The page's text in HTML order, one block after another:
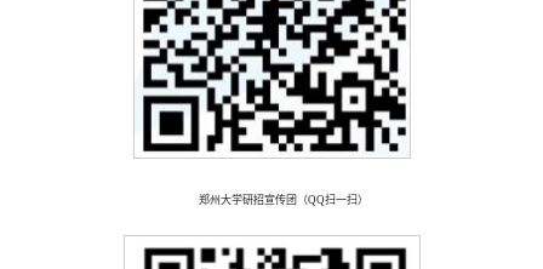
郑州大学研招宣传团（QQ扫一扫）